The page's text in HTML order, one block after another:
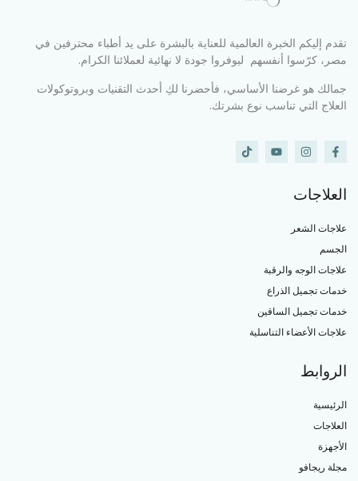
تقدم إليكم الخبرة العالمية للعناية بالبشرة على يد أطباء محترفين في
مصر، كرّسوا أنفسهم ليوفروا جودة لا نهائية لعملائنا الكرام.
جمالك هو غرضنا الأساسي، فأحضرنا لكِ أحدث التقنيات وبروتوكولات
العلاج التي تناسب نوع بشرتك.
العلاجات
علاجات الشعر
الجسم
علاجات الوجه والرقبة
خدمات تجميل الذراع
خدمات تجميل الساقين
علاجات الأعضاء التناسلية
الروابط
الرئيسية
العلاجات
الأجهزة
مجلة ريجافو